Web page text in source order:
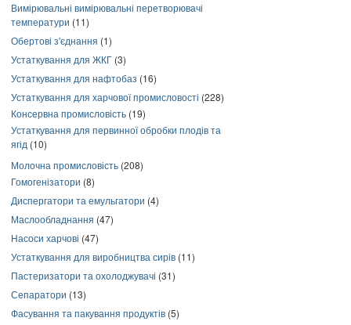
Вимірювальні вимірювальні перетворювачі
температури (11)
Обертові з'єднання (1)
Устаткування для ЖКГ (3)
Устаткування для нафтобаз (16)
Устаткування для харчової промисловості (228)
Консервна промисловість (19)
Устаткування для первинної обробки плодів та
ягід (10)
Молочна промисловість (208)
Гомогенізатори (8)
Диспергатори та емульгатори (4)
Маслообладнання (47)
Насоси харчові (47)
Устаткування для виробництва сирів (11)
Пастеризатори та охолоджувачі (31)
Сепаратори (13)
Фасування та пакування продуктів (5)